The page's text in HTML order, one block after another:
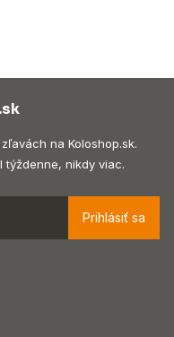
na Koloshop.sk.
týždenne, nikdy viac.
Prihlásiť sa